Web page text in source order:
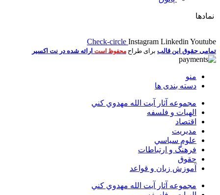
نمادها
Check-circle Instagram Linkedin Youtube
تمامی حقوق این قالب برای طراح محفوظ است ارائه شده در نت اکسیر
منو
دسته بندی ها
مجموعه آثار آيت الله مهدوي كني
الهیات و فلسفه
اقتصاد
مديريت
علوم سياسي
فرهنگ و ارتباطات
حقوق
آموزش زبان و قواعد
مجموعه آثار آيت الله مهدوي كني